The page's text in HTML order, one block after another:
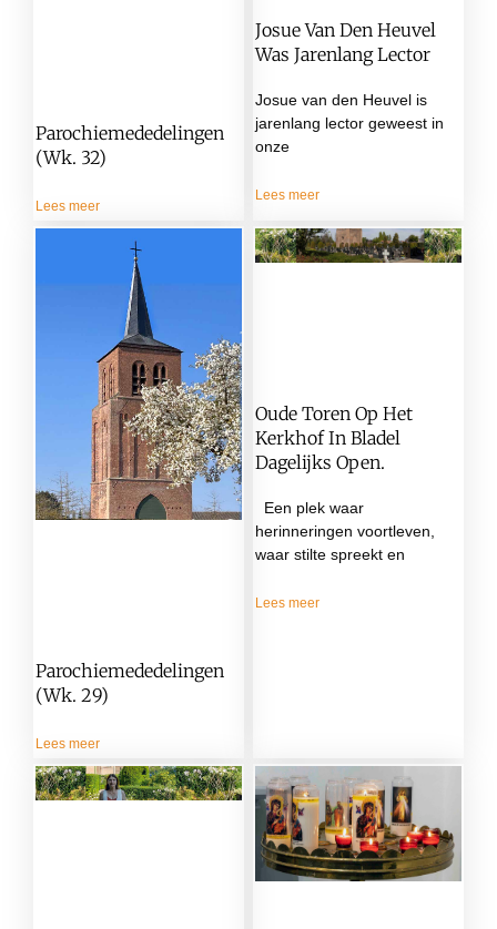
Parochiemededelingen
(wk. 32)
Lees meer
Josue Van Den Heuvel
Was Jarenlang Lector
Josue van den Heuvel is
jarenlang lector geweest in
onze
Lees meer
Parochiemededelingen
(wk. 29)
Lees meer
Oude Toren Op Het
Kerkhof In Bladel
Dagelijks Open.
Een plek waar
herinneringen voortleven,
waar stilte spreekt en
Lees meer